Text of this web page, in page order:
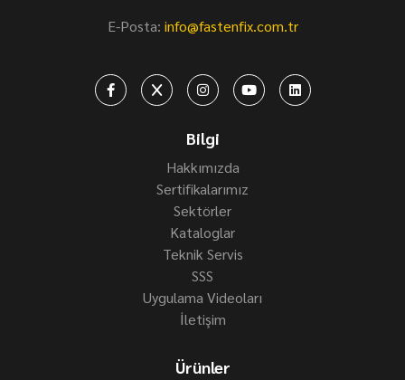
E-Posta: info@fastenfix.com.tr
Bilgi
Hakkımızda
Sertifikalarımız
Sektörler
Kataloglar
Teknik Servis
SSS
Uygulama Videoları
İletişim
Ürünler